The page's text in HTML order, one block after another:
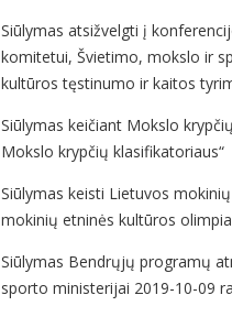
Siūlymas atsižvelgti į
komitetui, Švietimo, mokslo ir
kultūros tęstinumo ir kaitos
Siūlymas keičiant Mokslo
Mokslo krypčių klasifikatoriaus“
Siūlymas keisti Lietuvos
mokinių etninės kultūros
Siūlymas Bendrųjų programų
sporto ministerijai 2019-10-09